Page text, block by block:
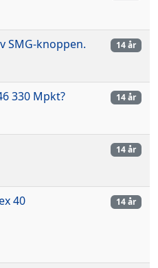
SMG-knoppen. 14 år
330 Mpkt? 14 år
14 år
40 14 år